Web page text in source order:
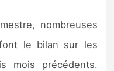
nombreuses
le bilan sur les
mois précédents.